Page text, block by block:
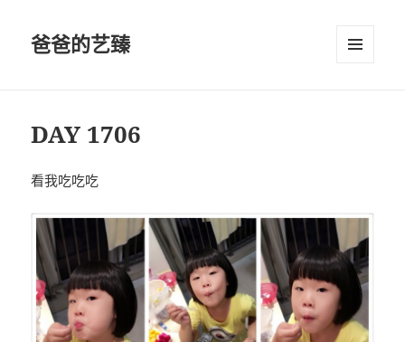
爸爸的艺臻
DAY 1706
看我吃吃吃